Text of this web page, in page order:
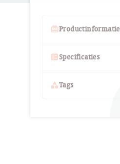
card_giftcardProductinformatie
ballotSpecificaties
categoryTags